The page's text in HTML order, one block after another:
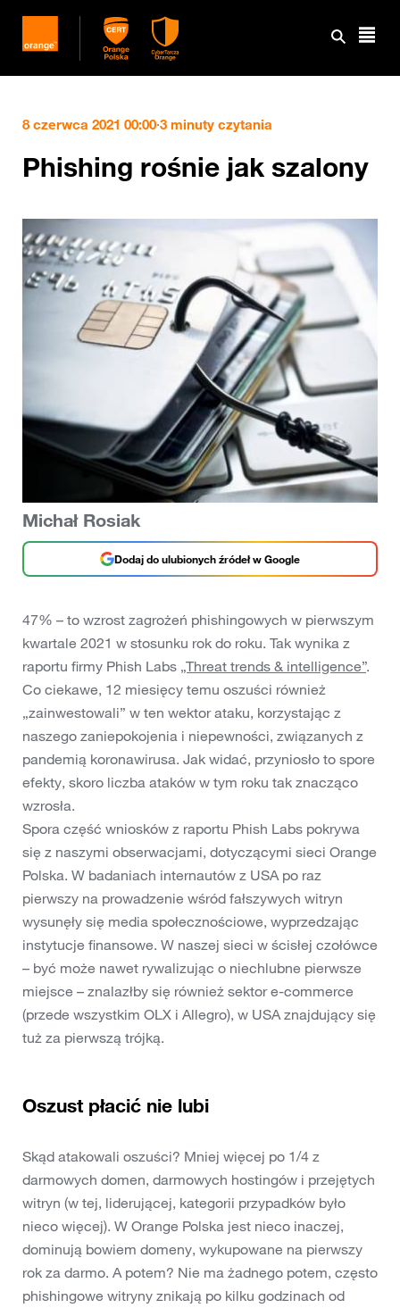
8 czerwca 2021 00:00·3 minuty czytania
Phishing rośnie jak szalony
Michał Rosiak
Dodaj do ulubionych źródeł w Google
47% – to wzrost zagrożeń phishingowych w pierwszym
kwartale 2021 w stosunku rok do roku. Tak wynika z
raportu firmy Phish Labs „Threat trends & intelligence”.
Co ciekawe, 12 miesięcy temu oszuści również
„zainwestowali” w ten wektor ataku, korzystając z
naszego zaniepokojenia i niepewności, związanych z
pandemią koronawirusa. Jak widać, przyniosło to spore
efekty, skoro liczba ataków w tym roku tak znacząco
wzrosła.
Spora część wniosków z raportu Phish Labs pokrywa
się z naszymi obserwacjami, dotyczącymi sieci Orange
Polska. W badaniach internautów z USA po raz
pierwszy na prowadzenie wśród fałszywych witryn
wysunęły się media społecznościowe, wyprzedzając
instytucje finansowe. W naszej sieci w ścisłej czołówce
– być może nawet rywalizując o niechlubne pierwsze
miejsce – znalazłby się również sektor e-commerce
(przede wszystkim OLX i Allegro), w USA znajdujący się
tuż za pierwszą trójką.
Oszust płacić nie lubi
Skąd atakowali oszuści? Mniej więcej po 1/4 z
darmowych domen, darmowych hostingów i przejętych
witryn (w tej, liderującej, kategorii przypadków było
nieco więcej). W Orange Polska jest nieco inaczej,
dominują bowiem domeny, wykupowane na pierwszy
rok za darmo. A potem? Nie ma żadnego potem, często
phishingowe witryny znikają po kilku godzinach od